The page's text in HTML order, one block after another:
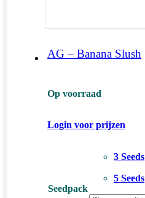
AG – Banana Slush
Op voorraad
Login voor prijzen
Seedpack
3 Seeds
5 Seeds